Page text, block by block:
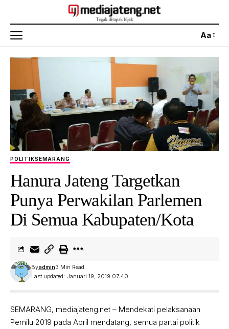
Aa
POLITIKSEMARANG
Hanura Jateng Targetkan
Punya Perwakilan Parlemen
Di Semua Kabupaten/Kota
Last updated: Januari 19, 2019 07:40
Byadmin3 Min Read
SEMARANG, mediajateng.net – Mendekati pelaksanaan
Pemilu 2019 pada April mendatang, semua partai politik